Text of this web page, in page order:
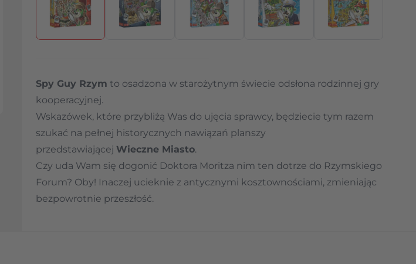
imageView larger imageView larger imageView larger imageView larger imageView larger
Spy Guy Rzym to osadzona w starożytnym świecie odsłona rodzinnej gry
kooperacyjnej.
Wskazówek, które przybliżą Was do ujęcia sprawcy, będziecie tym razem
szukać na pełnej historycznych nawiązań planszy
przedstawiającej Wieczne Miasto.
Czy uda Wam się dogonić Doktora Moritza nim ten dotrze do Rzymskiego
Forum? Oby! Inaczej ucieknie z antycznymi kosztownościami, zmieniając
bezpowrotnie przeszłość.